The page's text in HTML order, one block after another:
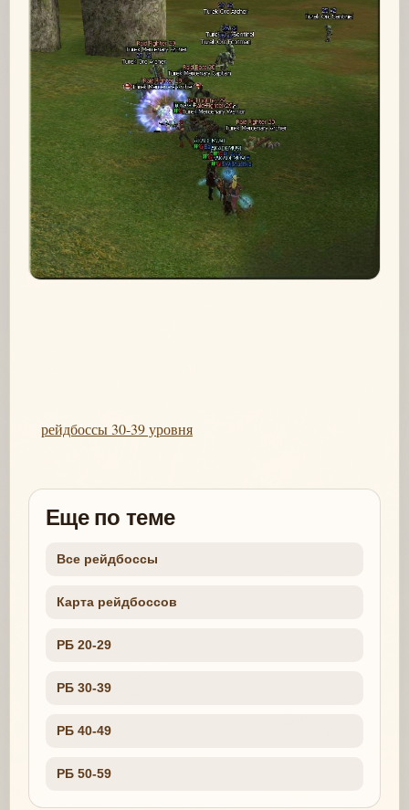
рейдбоссы 30-39 уровня
Еще по теме
Все рейдбоссы
Карта рейдбоссов
РБ 20-29
РБ 30-39
РБ 40-49
РБ 50-59